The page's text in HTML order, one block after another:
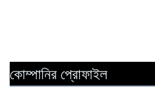
কোম্পানির প্রোফাইল